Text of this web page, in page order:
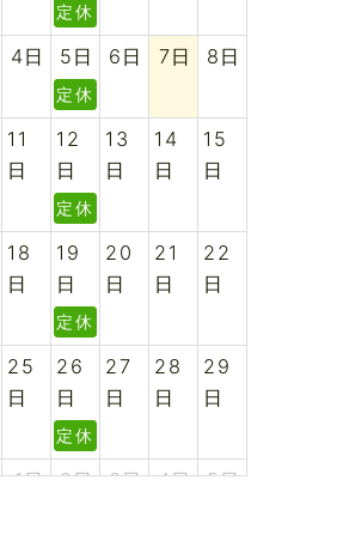
定休日
4日 5日
定休日
6日 7日 8日
11
日
12
日
定休日
13
日
14
日
15
日
18
日
19
日
定休日
20
日
21
日
22
日
25
日
26
日
定休日
27
日
28
日
29
日
1日 2日 3日 4日 5日